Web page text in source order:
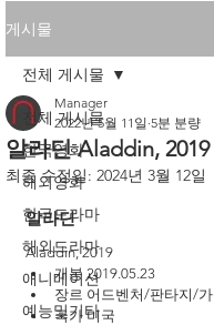
게시물
전체 게시물
한국영화
해외영화
한국드라마
해외드라마
애니메이션
예능및기타
전체 게시물
알라딘 Aladdin, 2019
Manager
2022년 5월 11일 5분 분량
최종 수정일: 2024년 3월 12일
알라딘
Aladdin, 2019
개봉 2019.05.23
장르 어드벤처/판타지/
국가 미국